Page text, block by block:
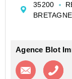
Maison
dans un
35200
BRETAGNE
Agence Blot